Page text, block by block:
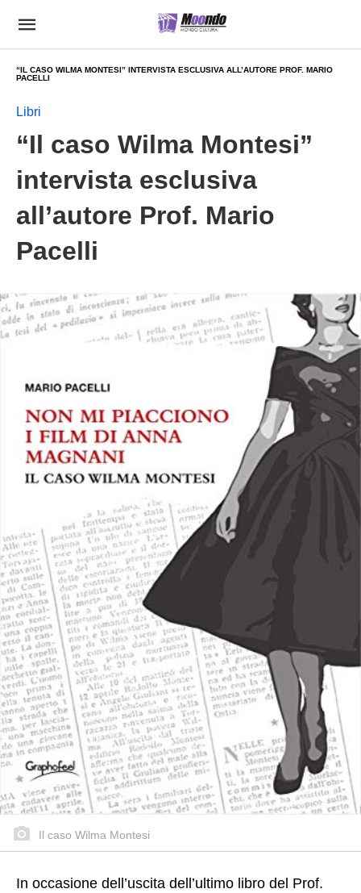
“IL CASO WILMA MONTESI” INTERVISTA ESCLUSIVA ALL’AUTORE PROF. MARIO
PACELLI
Libri
“Il caso Wilma Montesi”
intervista esclusiva
all’autore Prof. Mario
Pacelli
Il caso Wilma Montesi
In occasione dell’uscita dell’ultimo libro del Prof.